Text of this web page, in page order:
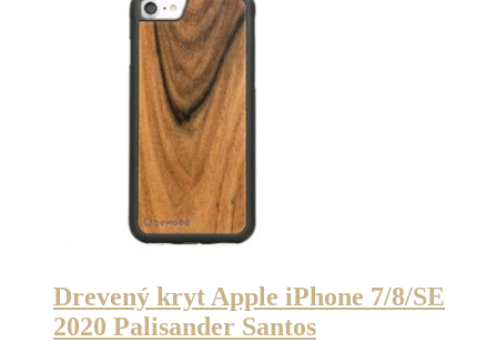
Drevený kryt Apple iPhone 7/8/SE
2020 Palisander Santos